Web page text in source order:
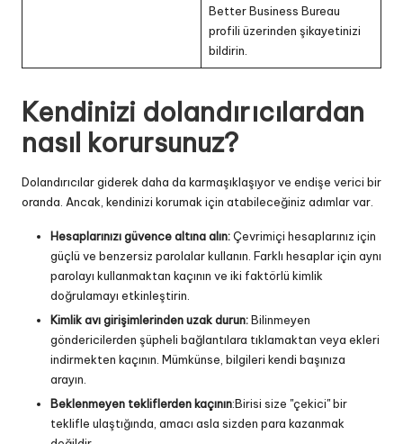
Better Business Bureau
profili üzerinden şikayetinizi
bildirin.
Kendinizi dolandırıcılardan
nasıl korursunuz?
Dolandırıcılar giderek daha da karmaşıklaşıyor ve endişe verici bir
oranda. Ancak, kendinizi korumak için atabileceğiniz adımlar var.
Hesaplarınızı güvence altına alın:Çevrimiçi hesaplarınız için
güçlü ve benzersiz parolalar kullanın. Farklı hesaplar için aynı
parolayı kullanmaktan kaçının ve iki faktörlü kimlik
doğrulamayı etkinleştirin.
Kimlik avı girişimlerinden uzak durun:Bilinmeyen
göndericilerden şüpheli bağlantılara tıklamaktan veya ekleri
indirmekten kaçının. Mümkünse, bilgileri kendi başınıza
arayın.
Beklenmeyen tekliflerden kaçının:Birisi size "çekici" bir
teklifle ulaştığında, amacı asla sizden para kazanmak